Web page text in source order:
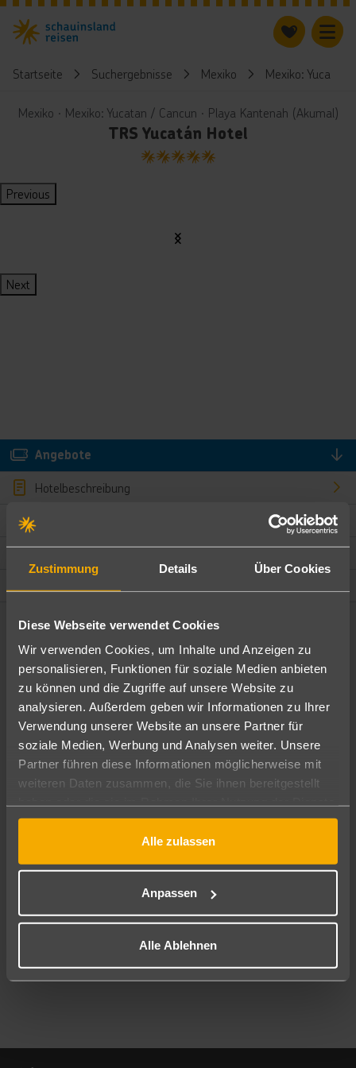
Zustimmung Details Über Cookies
Diese Webseite verwendet Cookies
Wir verwenden Cookies, um Inhalte und Anzeigen zu
personalisieren, Funktionen für soziale Medien anbieten
zu können und die Zugriffe auf unsere Website zu
analysieren. Außerdem geben wir Informationen zu Ihrer
Verwendung unserer Website an unsere Partner für
soziale Medien, Werbung und Analysen weiter. Unsere
Partner führen diese Informationen möglicherweise mit
weiteren Daten zusammen, die Sie ihnen bereitgestellt
gesammelt haben.
Alle zulassen
Anpassen
Alle Ablehnen
Startseite Suchergebnisse Mexiko Mexiko: Yucatan
Mexiko ∙ Mexiko: Yucatan / Cancun ∙ Playa Kantenah (Akumal)
TRS Yucatán Hotel
5
Previous
Next
Angebote
Hotelbeschreibung
Bewertungen
Ändere die Kriterien nach deinen Wünschen
Pauschal Nur Hotel
Abflughafen
Alle Abflughäfen
11.08.26–09.08.27 7-21 Nächte
Mehr Filter anzeigen